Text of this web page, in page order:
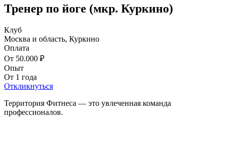
Тренер по йоге (мкр. Куркино)
Клуб
Москва и область, Куркино
Оплата
От 50.000 ₽
Опыт
От 1 года
Откликнуться
Территория Фитнеса — это увлеченная команда
профессионалов.